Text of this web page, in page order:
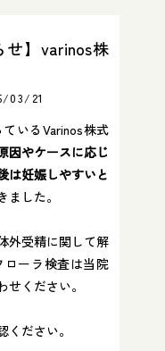
せ】varinos株
03/21
いるVarinos株式
因やケースに応じ
は妊娠しやすいと
した。
外受精に関して解
ローラ検査は当院
ください。
ださい。